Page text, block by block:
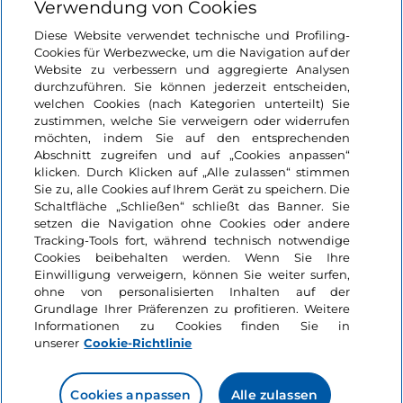
Login
Bleiben wir in Kontakt
Verwendung von Cookies
Diese Website verwendet technische und Profiling-
Cookies für Werbezwecke, um die Navigation auf der
Website zu verbessern und aggregierte Analysen
durchzuführen. Sie können jederzeit entscheiden,
welchen Cookies (nach Kategorien unterteilt) Sie
zustimmen, welche Sie verweigern oder widerrufen
möchten, indem Sie auf den entsprechenden
Abschnitt zugreifen und auf „Cookies anpassen“
klicken. Durch Klicken auf „Alle zulassen“ stimmen
Sie zu, alle Cookies auf Ihrem Gerät zu speichern. Die
Schaltfläche „Schließen“ schließt das Banner. Sie
setzen die Navigation ohne Cookies oder andere
Tracking-Tools fort, während technisch notwendige
Cookies beibehalten werden. Wenn Sie Ihre
Einwilligung verweigern, können Sie weiter surfen,
ohne von personalisierten Inhalten auf der
Grundlage Ihrer Präferenzen zu profitieren. Weitere
Informationen zu Cookies finden Sie in
unserer Cookie-Richtlinie
Cookies anpassen Alle zulassen